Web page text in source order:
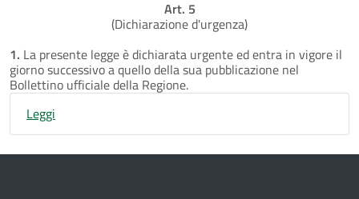
Art. 5
(Dichiarazione d'urgenza)
1. La presente legge è dichiarata urgente ed entra in vigore il
giorno successivo a quello della sua pubblicazione nel
Bollettino ufficiale della Regione.
Leggi